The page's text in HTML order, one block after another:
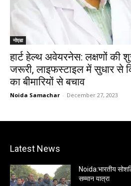
नोएडा
हार्ट हेल्थ अवेयरनेस: लक्षणों की
जरूरी, लाइफस्टाइल में सुधार से
का बीमारियों से बचाव
Noida Samachar - December 27, 2023
Latest News
Noida:भारतीय
सम्मान यात्रा